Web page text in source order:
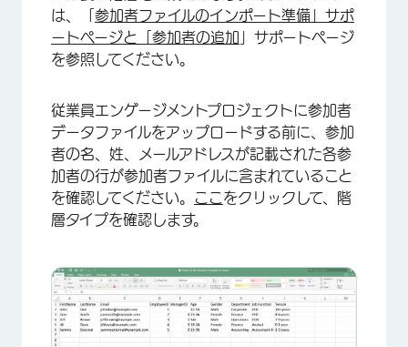
は、「 参加者ファイルのインポート準備」サポ
ートページと
「参加者の追加
」サポートページ
を参照してください。
従業員エンゲージメントプロジェクトに参加者
データファイルをアップロードする前に、参加
者の名、姓、メールアドレスが記載された各参
加者の行が参加者ファイルに含まれていること
を確認してください。
ここをクリックして、階
層タイプを確認します。